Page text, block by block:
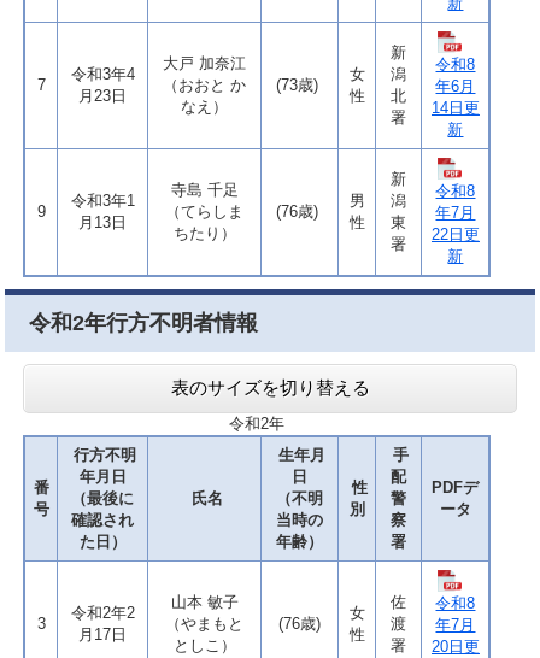
7
令和3年4
月23日
大戸 加奈江
（おおと か
なえ）
(73歳)
女
性
新
潟
北
署
令和8
年6月
14日更
新
9
令和3年1
月13日
寺島 千足
（てらしま
ちたり）
(76歳)
男
性
新
潟
東
署
令和8
年7月
22日更
新
令和2年行方不明者情報
表のサイズを切り替える
令和2年
番
号
行方不明
年月日
（最後に
確認され
た日）
氏名
生年月
日
（不明
当時の
年齢）
性
別
手
配
警
察
署
PDFデ
ータ
3
令和2年2
月17日
山本 敏子
（やまもと
としこ）
(76歳)
女
性
佐
渡
署
令和8
年7月
20日更